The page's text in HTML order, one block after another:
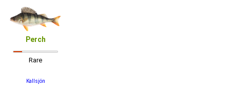
Perch
Rare
Kallsjön